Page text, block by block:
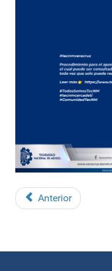
Anterior